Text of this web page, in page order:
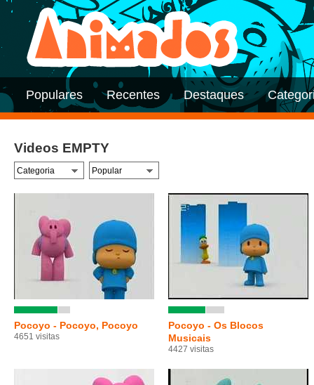
Populares Recentes Destaques
Videos EMPTY
Pocoyo - Pocoyo, Pocoyo
4651 visitas
Pocoyo - Os Blocos
Musicais
4427 visitas